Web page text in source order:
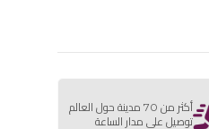
أكثر من 70 مدينة حول العالم
توصيل على مدار الساعة